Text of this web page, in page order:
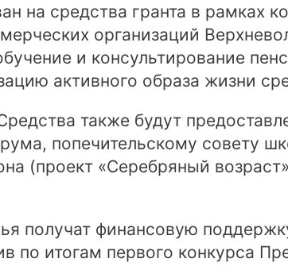
на средства гранта в рамках
организаций
и консультирование
активного образа жизни
также будут
попечительскому совету
(проект «Серебряный
получат финансовую
итогам первого конкурса